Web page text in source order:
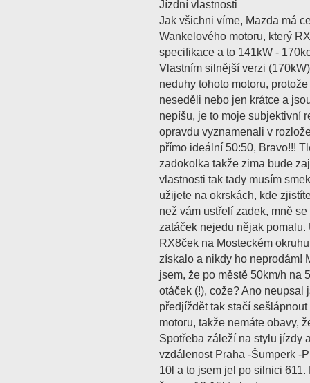
Jízdní vlastnosti
Jak všichni víme, Mazda má
Wankelového motoru, který
specifikace a to 141kW -
Vlastním silnější verzi
neduhy tohoto motoru,
neseděli nebo jen krátce a
nepíšu, je to moje subjektivní
opravdu vyznamenali v
přímo ideální 50:50, Bravo!!!
zadokolka takže zima bude
vlastnosti tak tady musím
užijete na okrskách, kde
než vám ustřelí zadek, mně
zatáček nejedu nějak
RX8ček na Mosteckém
získalo a nikdy ho neprodám!
jsem, že po městě 50km/h na
otáček (!), cože? Ano neupsal
předjíždět tak stačí
motoru, takže nemáte obavy,
Spotřeba záleží na stylu jízdy
vzdálenost Praha -Šumperk -
10l a to jsem jel po silnici